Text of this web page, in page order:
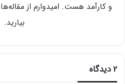
و کارآمد هست. امیدوارم از
بیارید.
2 دیدگاه